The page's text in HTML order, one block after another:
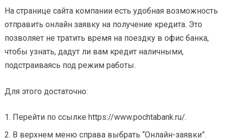
На странице сайта компании есть удобная возможность
отправить онлайн заявку на получение кредита. Это
позволяет не тратить время на поездку в офис банка,
чтобы узнать, дадут ли вам кредит наличными,
подстраиваясь под режим работы.
Для этого достаточно:
Перейти по ссылке https://www.pochtabank.ru/.
В верхнем меню справа выбрать “Онлайн-заявки”.